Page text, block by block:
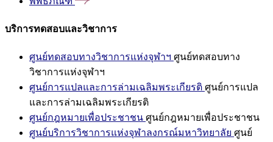
บริการทดสอบและวิชาการ
ศูนย์ทดสอบทางวิชาการแห่งจุฬาฯ ศูนย์ทดสอบทาง
วิชาการแห่งจุฬาฯ
ศูนย์การแปลและการล่ามเฉลิมพระเกียรติ ศูนย์การแปล
และการล่ามเฉลิมพระเกียรติ
ศูนย์กฎหมายเพื่อประชาชน ศูนย์กฎหมายเพื่อประชาชน
ศูนย์บริการวิชาการแห่งจุฬาลงกรณ์มหาวิทยาลัย ศูนย์